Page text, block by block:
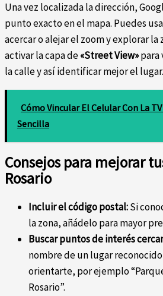
Una vez localizada la dirección,
punto exacto en el mapa. Puedes
acercar o alejar el zoom y explorar la
activar la capa de«Street View»para
la calle y así identificar mejor el lugar.
Cómo Vincular El Celular Con La
Sencilla
Consejos para mejorar
Rosario
Incluir el código postal:Si
la zona, añádelo para mayor
Buscar puntos de interés
nombre de un lugar
orientarte, por ejemplo
Rosario”.